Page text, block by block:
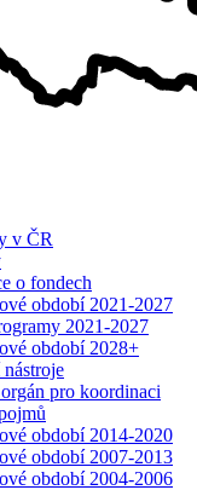
v ČR
o fondech
období 2021-2027
2021-2027
období 2028+
pro koordinaci
období 2014-2020
období 2007-2013
období 2004-2006